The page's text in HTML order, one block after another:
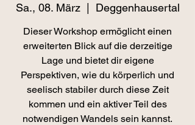
Sa., 08. März
  |
Deggenhausertal
Dieser Workshop ermöglicht einen
erweiterten Blick auf die derzeitige
Lage und bietet dir eigene
Perspektiven, wie du körperlich und
seelisch stabiler durch diese Zeit
kommen und ein aktiver Teil des
notwendigen Wandels sein kannst.